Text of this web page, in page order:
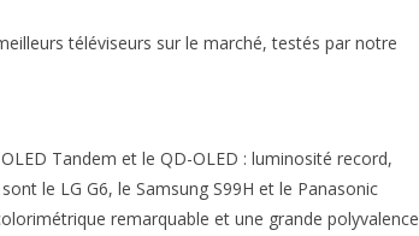
téléviseurs sur le marché, testés par notre
Tandem et le QD-OLED : luminosité record,
le LG G6, le Samsung S99H et le Panasonic
remarquable et une grande polyvalence